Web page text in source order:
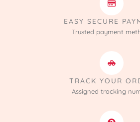
EASY SECURE
Trusted payment
TRACK YOUR
Assigned tracking